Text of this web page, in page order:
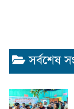
সর্বশেষ